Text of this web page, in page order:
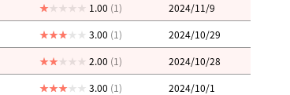
1.00 (1)
2024/11/9
3.00 (1)
2024/10/29
2.00 (1)
2024/10/28
3.00 (1)
2024/10/1